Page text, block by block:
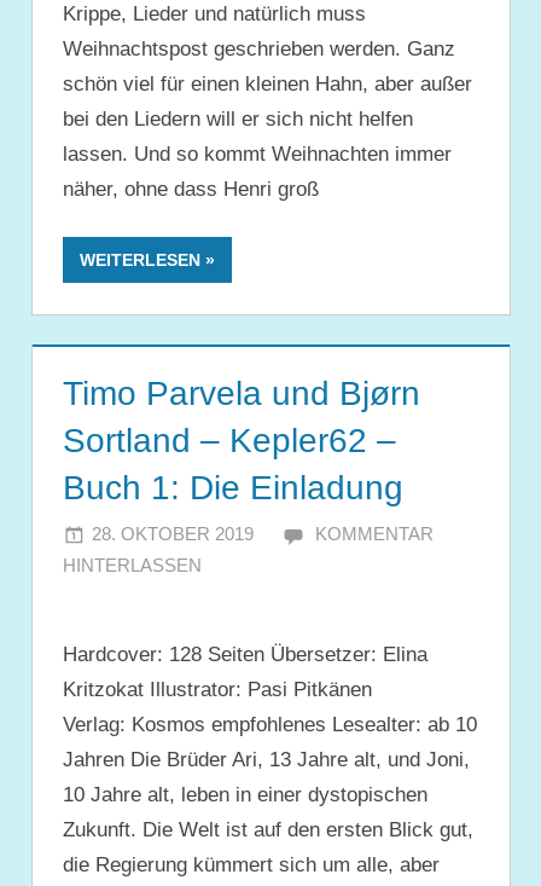
Krippe, Lieder und natürlich muss
Weihnachtspost geschrieben werden. Ganz
schön viel für einen kleinen Hahn, aber außer
bei den Liedern will er sich nicht helfen
lassen. Und so kommt Weihnachten immer
näher, ohne dass Henri groß
WEITERLESEN
Timo Parvela und Bjørn
Sortland – Kepler62 –
Buch 1: Die Einladung
28. OKTOBER 2019 JULIA
KOMMENTAR
HINTERLASSEN
Hardcover: 128 Seiten Übersetzer: Elina
Kritzokat Illustrator: Pasi Pitkänen
Verlag: Kosmos empfohlenes Lesealter: ab 10
Jahren Die Brüder Ari, 13 Jahre alt, und Joni,
10 Jahre alt, leben in einer dystopischen
Zukunft. Die Welt ist auf den ersten Blick gut,
die Regierung kümmert sich um alle, aber